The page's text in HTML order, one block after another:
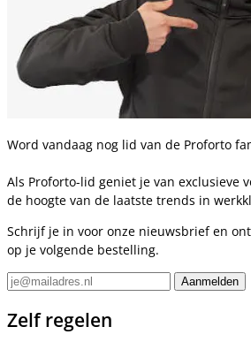
Word vandaag nog lid van de Proforto
Als Proforto-lid geniet je van exclusieve
de hoogte van de laatste trends in
Schrijf je in voor onze nieuwsbrief en
op je volgende bestelling.
Zelf regelen